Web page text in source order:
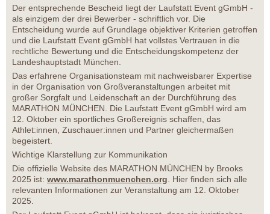
Der entsprechende Bescheid liegt der Laufstatt Event gGmbH -
als einzigem der drei Bewerber - schriftlich vor. Die
Entscheidung wurde auf Grundlage objektiver Kriterien getroffen
und die Laufstatt Event gGmbH hat vollstes Vertrauen in die
rechtliche Bewertung und die Entscheidungskompetenz der
Landeshauptstadt München.
Das erfahrene Organisationsteam mit nachweisbarer Expertise
in der Organisation von Großveranstaltungen arbeitet mit
großer Sorgfalt und Leidenschaft an der Durchführung des
MARATHON MÜNCHEN. Die Laufstatt Event gGmbH wird am
12. Oktober ein sportliches Großereignis schaffen, das
Athlet:innen, Zuschauer:innen und Partner gleichermaßen
begeistert.
Wichtige Klarstellung zur Kommunikation
Die offizielle Website des MARATHON MÜNCHEN by Brooks
2025 ist: www.marathonmuenchen.org. Hier finden sich alle
relevanten Informationen zur Veranstaltung am 12. Oktober
2025.